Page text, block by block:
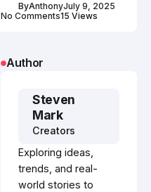
ByAnthonyJuly 9, 2025
No Comments15 Views
Author
Steven
Mark
Creators
Exploring ideas,
trends, and real-
world stories to